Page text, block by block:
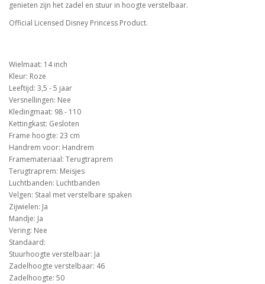
genieten zijn het zadel en stuur in hoogte verstelbaar.
Official Licensed Disney Princess Product.
Wielmaat: 14 inch
Kleur: Roze
Leeftijd: 3,5 - 5 jaar
Versnellingen: Nee
Kledingmaat: 98 - 110
Kettingkast: Gesloten
Frame hoogte: 23 cm
Handrem voor: Handrem
Framemateriaal: Terugtraprem
Terugtraprem: Meisjes
Luchtbanden: Luchtbanden
Velgen: Staal met verstelbare spaken
Zijwielen: Ja
Mandje: Ja
Vering: Nee
Standaard:
Stuurhoogte verstelbaar: Ja
Zadelhoogte verstelbaar: 46
Zadelhoogte: 50